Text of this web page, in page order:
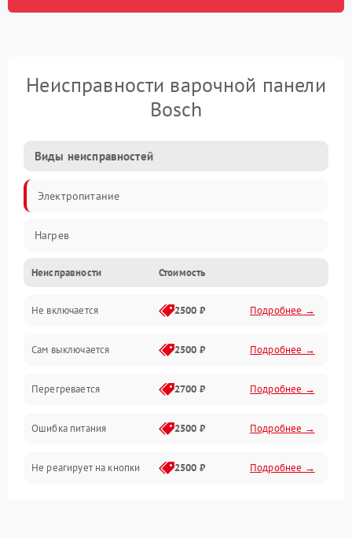
Неисправности варочной панели
Bosch
Виды неисправностей
Электропитание
Нагрев
Неисправности Стоимость
Не включается 2500 ₽ Подробнее →
Сам выключается 2500 ₽ Подробнее →
Перегревается 2700 ₽ Подробнее →
Ошибка питания 2500 ₽ Подробнее →
Не реагирует на кнопки 2500 ₽ Подробнее →